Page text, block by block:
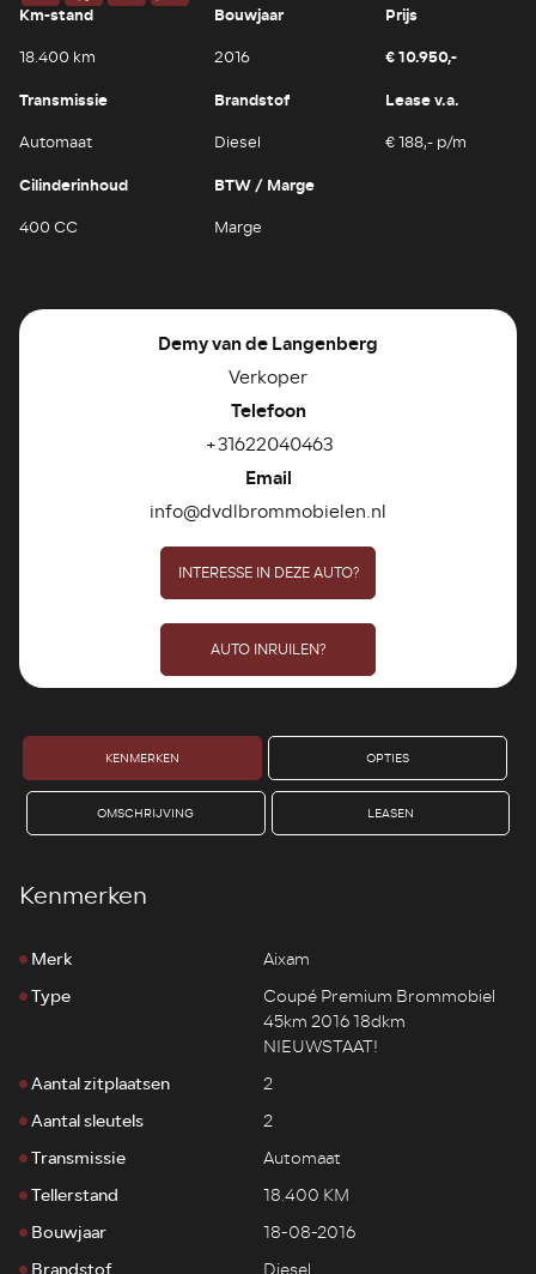
Km-stand
18.400 km
Bouwjaar
2016
Prijs
€ 10.950,-
Transmissie
Automaat
Brandstof
Diesel
Lease v.a.
€ 188,- p/m
Cilinderinhoud
400 CC
BTW / Marge
Marge
Demy van de Langenberg
Verkoper
Telefoon
+31622040463
Email
info@dvdlbrommobielen.nl
INTERESSE IN DEZE AUTO?
AUTO INRUILEN?
KENMERKEN OPTIES
OMSCHRIJVING LEASEN
Kenmerken
Merk
Aixam
Type
Coupé Premium Brommobiel
45km 2016 18dkm
NIEUWSTAAT!
Aantal zitplaatsen
2
Aantal sleutels
2
Transmissie
Automaat
Tellerstand
18.400 KM
Bouwjaar
18-08-2016